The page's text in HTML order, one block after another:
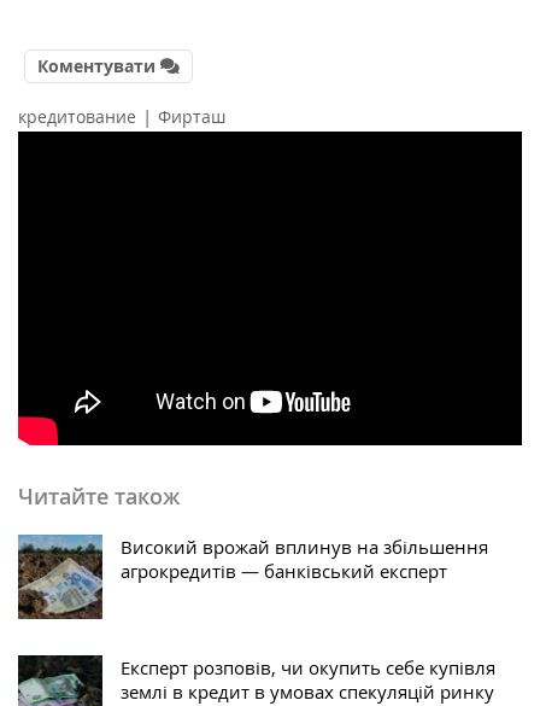
Коментувати
кредитование | Фирташ
Читайте також
Високий врожай вплинув на збільшення
агрокредитів — банківський експерт
Експерт розповів, чи окупить себе купівля
землі в кредит в умовах спекуляцій ринку